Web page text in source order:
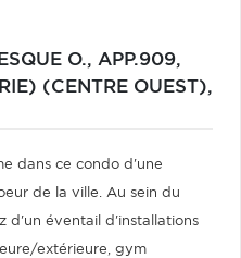
O., APP.909,
(CENTRE OUEST),
dans ce condo d'une
de la ville. Au sein du
d'un éventail d'installations
extérieure, gym